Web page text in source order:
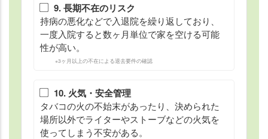
9. 長期不在のリスク
持病の悪化などで入退院を繰り返しており、
一度入院すると数ヶ月単位で家を空ける可能
性が高い。
※3ヶ月以上の不在による退去要件の確認
10. 火気・安全管理
タバコの火の不始末があったり、決められた
場所以外でライターやストーブなどの火気を
使ってしまう不安がある。